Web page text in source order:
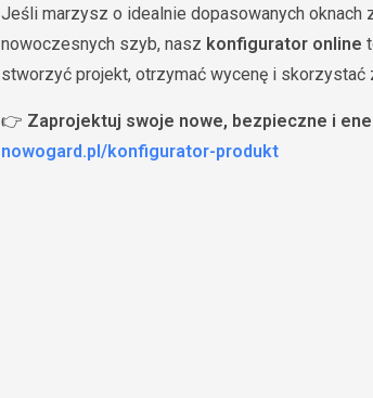
Jeśli marzysz o idealnie dopasowanych
nowoczesnych szyb, nasz konfigurator online
stworzyć projekt, otrzymać wycenę i skorzystać
👉 Zaprojektuj swoje nowe, bezpieczne i
nowogard.pl/konfigurator-produkt